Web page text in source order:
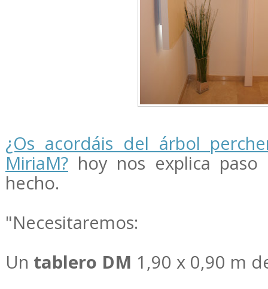
¿Os acordáis del árbol
MiriaM? hoy nos explica
hecho.
"Necesitaremos:
Un tablero DM 1,90 x 0,90 m